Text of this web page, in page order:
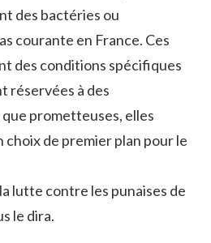
des bactéries ou
courante en France. Ces
des conditions spécifiques
réservées à des
prometteuses, elles
choix de premier plan pour le
lutte contre les punaises de
le dira.